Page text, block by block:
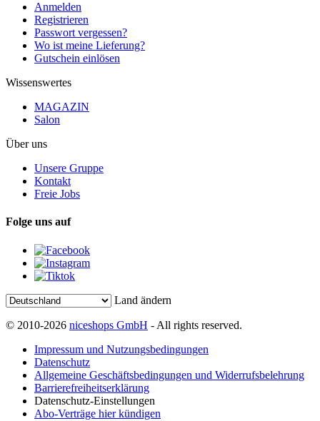
Anmelden
Registrieren
Passwort vergessen?
Wo ist meine Lieferung?
Gutschein einlösen
Wissenswertes
MAGAZIN
Salon
Über uns
Unsere Gruppe
Kontakt
Freie Jobs
Folge uns auf
Land ändern
© 2010-2026 niceshops GmbH - All rights reserved.
Impressum und Nutzungsbedingungen
Datenschutz
Allgemeine Geschäftsbedingungen und Widerrufsbelehrung
Barrierefreiheitserklärung
Datenschutz-Einstellungen
Abo-Verträge hier kündigen